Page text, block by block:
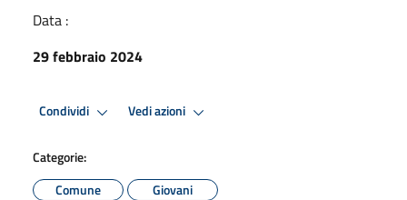
Data :
29 febbraio 2024
Condividi Vedi azioni
Categorie:
Comune
Giovani